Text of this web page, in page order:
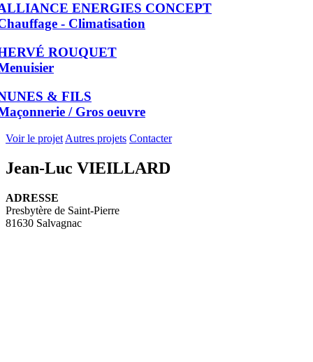
ENERGIES CONCEPT
- Climatisation
ROUQUET
& FILS
/ Gros oeuvre
Voir le projet Autres projets Contacter
Jean-Luc VIEILLARD
ADRESSE
Presbytère de Saint-Pierre
81630 Salvagnac